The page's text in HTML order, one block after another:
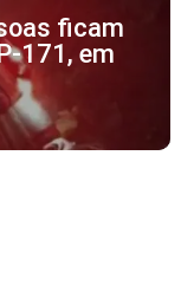
ficam
171, em